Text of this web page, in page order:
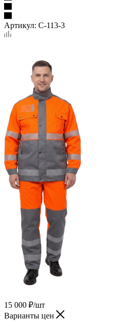
Артикул: С-113-3
15 000 ₽/шт
Варианты цен